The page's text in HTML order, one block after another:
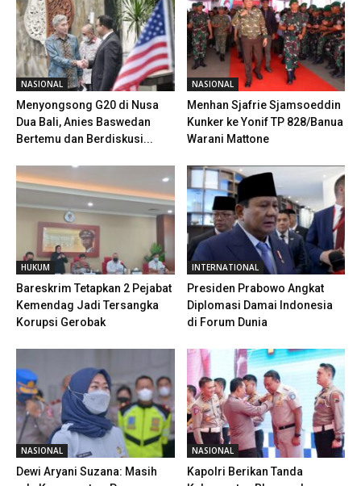
NASIONAL
Menyongsong G20 di Nusa
Dua Bali, Anies Baswedan
Bertemu dan Berdiskusi...
NASIONAL
Menhan Sjafrie Sjamsoeddin
Kunker ke Yonif TP 828/Banua
Warani Mattone
HUKUM
Bareskrim Tetapkan 2 Pejabat
Kemendag Jadi Tersangka
Korupsi Gerobak
INTERNATIONAL
Presiden Prabowo Angkat
Diplomasi Damai Indonesia
di Forum Dunia
NASIONAL
Dewi Aryani Suzana: Masih
NASIONAL
Kapolri Berikan Tanda